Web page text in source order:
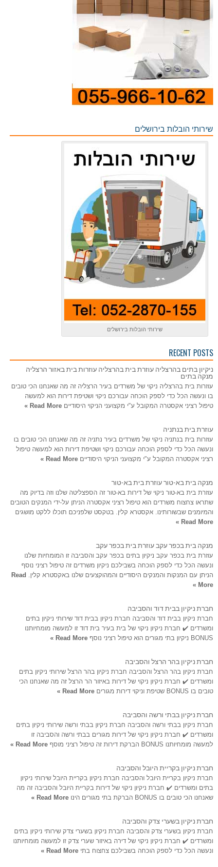
שירותי הובלות בירושלים
שירותי הובלות בירושלים
RECENT POSTS
ניקיון בתים בהרצליה עוזרת בית בהרצליה עוזרות בית באזור הרצליה
מנקה בתים
עוזרות בית בהרצליה ניקוי של משרדים בעיר הרצליה זה מה שאנחנו הכי טובים
בו ונעשה הכל כדי לספק הוכחה עבורכם ניקוי ושטיפת דירות הוא למעשה
טיפול רציני אקסטרה המקובל ע"י מקצועני הניקוי היסודיים Read More »
עוזרת בית בנתניה
עוזרות בית בנתניה ניקוי של משרדים בעיר נתניה זה מה שאנחנו הכי טובים בו
ונעשה הכל כדי לספק הוכחה עבורכם ניקוי ושטיפת דירות הוא למעשה טיפול
רציני אקסטרה המקובל ע"י מקצועני הניקוי היסודיים Read More »
מנקה בית בא-טור עוזרת בית בא-טור
עוזרת בית בא-טור ניקוי של דירות בא-טור זה הספצליטה שלנו וזה בדיוק מה
שתראו צחצוח משרדים הוא טיפול רציני אקסטרה הניתן על-ידי המנקים הטובים
והמיומנים שבשורותינו. אקסטרא קלין. בטקסט שלפניכם תוכלו ללקט מושגים
Read More »
מנקה בית בכפר עקב עוזרת בית בכפר עקב
עוזרת בית בכפר עקב ניקיון בתים בכפר עקב והסביבה זו המומחיות שלנו
ונעשה הכל כדי לספק הוכחה בשבילכם ניקיון משרדים זה טיפול רציני נוסף
הניתן עם המנקות והמנקים היסודיים והמהוקצעים שלנו באקסטרא קלין. Read
More »
חברת ניקיון בבית דוד והסביבה
חברת ניקיון בבית דוד והסביבה חברת ניקיון בבית דוד שירותי ניקיון בתים
ומשרדים ✔️ חברת ניקיון ניקוי של בית בעיר בית דוד זו למעשה מומחיותנו
BONUS ניקיון בתי מגורים הוא טיפול רציני נוסף
Read More »
חברת ניקיון בהר הרצל והסביבה
חברת ניקיון בהר הרצל והסביבה חברת ניקיון בהר הרצל שירותי ניקיון בתים
ומשרדים ✔️ חברת ניקיון ניקוי של דירות באיזור הר הרצל זה מה שאנחנו הכי
טובים בו BONUS שטיפת וניקוי דירות מגורים
Read More »
חברת ניקיון בבתי ורשה והסביבה
חברת ניקיון בבתי ורשה והסביבה חברת ניקיון בבתי ורשה שירותי ניקיון בתים
ומשרדים ✔️ חברת ניקיון ניקוי של דירות מגורים בבתי ורשה והסביבה זו
למעשה מומחיותנו BONUS הברקת דירות זה טיפול רציני מוסף
Read More »
חברת ניקיון בקריית היובל והסביבה
חברת ניקיון בקריית היובל והסביבה חברת ניקיון בקריית היובל שירותי ניקיון
בתים ומשרדים ✔️ חברת ניקיון ניקוי של דירות בקריית היובל והסביבה זה מה
שאנחנו הכי טובים בו BONUS הברקת בתי מגורים הינו
Read More »
חברת ניקיון בשערי צדק והסביבה
חברת ניקיון בשערי צדק והסביבה חברת ניקיון בשערי צדק שירותי ניקיון בתים
ומשרדים ✔️ חברת ניקיון ניקוי של דירה באיזור שערי צדק זו למעשה מומחיותנו
ונעשה הכל כדי לספק הוכחה בשבילכם צחצוח בתי Read More »